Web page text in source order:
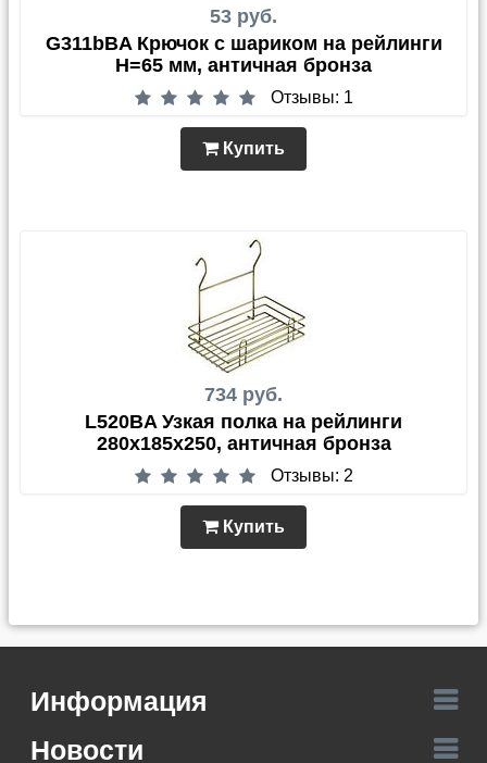
53 руб.
G311bBA Крючок с шариком на рейлинги
H=65 мм, античная бронза
Отзывы: 1
Купить
734 руб.
L520BA Узкая полка на рейлинги
280х185х250, античная бронза
Отзывы: 2
Купить
Информация
Новости